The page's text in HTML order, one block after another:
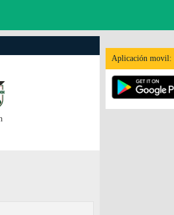
Aplicación movil: